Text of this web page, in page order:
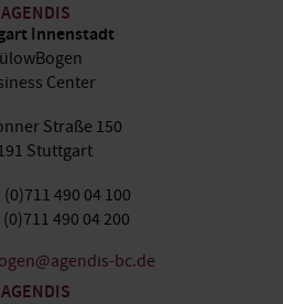
AGENDIS
Innenstadt
Center
Straße 150
Stuttgart
(0)711 490 04 100
(0)711 490 04 200
bc.de
AGENDIS